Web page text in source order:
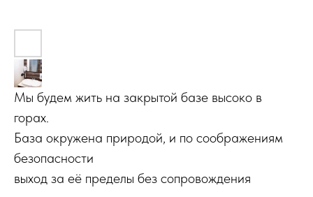
Мы будем жить на закрытой базе высоко в
горах.
База окружена природой, и по соображениям
безопасности
выход за её пределы без сопровождения